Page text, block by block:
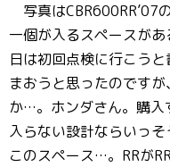
写真はCBR600RR’07
一個が入るスペースが
日は初回点検に行こう
まおうと思ったのです
か…。ホンダさん。購入
入らない設計ならいっそ
このスペース…。RRが